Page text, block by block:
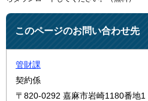
このページのお問い合わせ先
管財課
契約係
〒820-0292 嘉麻市岩崎1180番地1